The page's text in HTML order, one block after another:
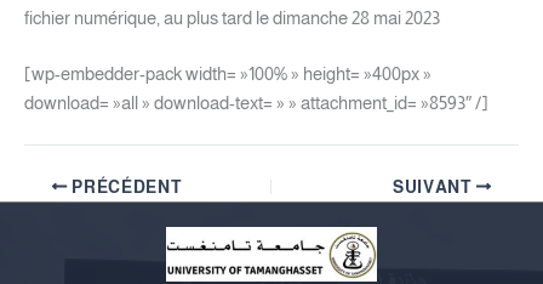
fichier numérique, au plus tard le dimanche 28 mai 2023
[wp-embedder-pack width= »100% » height= »400px »
download= »all » download-text= » » attachment_id= »8593″ /]
PRÉCÉDENT SUIVANT